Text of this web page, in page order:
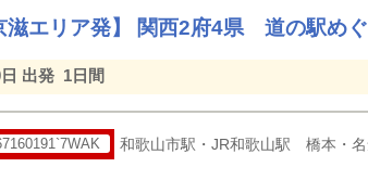
滋エリア発】 関西2府4県 道の駅め
出発 1日間
和歌山市駅・JR和歌山駅 橋本・